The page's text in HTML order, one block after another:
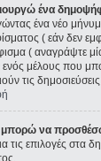
ένα
ένα νέο
( εάν δεν
( αναγράψτε μία
μέλους που
τις
μπορώ να
τις επιλογές στα